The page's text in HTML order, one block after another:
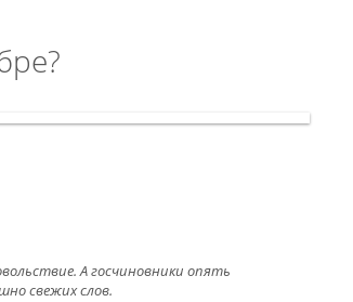
А госчиновники опять
свежих слов.